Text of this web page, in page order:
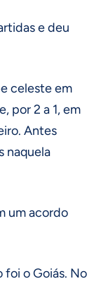
e deu
celeste em
por 2 a 1, em
Antes
naquela
um acordo
o Goiás. No